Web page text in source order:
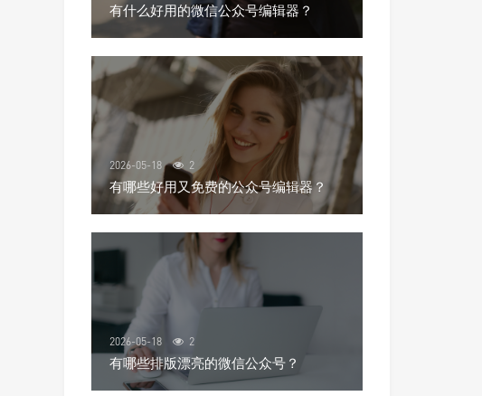
有什么好用的微信公众号编辑器？
2026-05-18 2
有哪些好用又免费的公众号编辑器？
2026-05-18 2
有哪些排版漂亮的微信公众号？